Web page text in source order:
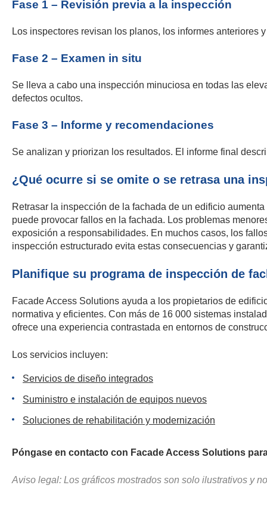
Fase 1 – Revisión previa a la inspección
Los inspectores revisan los planos, los informes
Fase 2 – Examen in situ
Se lleva a cabo una inspección minuciosa en todas las
defectos ocultos.
Fase 3 – Informe y recomendaciones
Se analizan y priorizan los resultados. El informe final
¿Qué ocurre si se omite o se retrasa una
Retrasar la inspección de la fachada de un edificio
puede provocar fallos en la fachada. Los problemas
exposición a responsabilidades. En muchos casos, los
inspección estructurado evita estas consecuencias y
Planifique su programa de inspección de
Facade Access Solutions ayuda a los propietarios de
normativa y eficientes. Con más de 16 000 sistemas
ofrece una experiencia contrastada en entornos de
Los servicios incluyen:
Servicios de diseño integrados
Suministro e instalación de equipos nuevos
Soluciones de rehabilitación y modernización
Póngase en contacto con Facade Access Solutions
Aviso legal: Los gráficos mostrados son solo ilustrativos y